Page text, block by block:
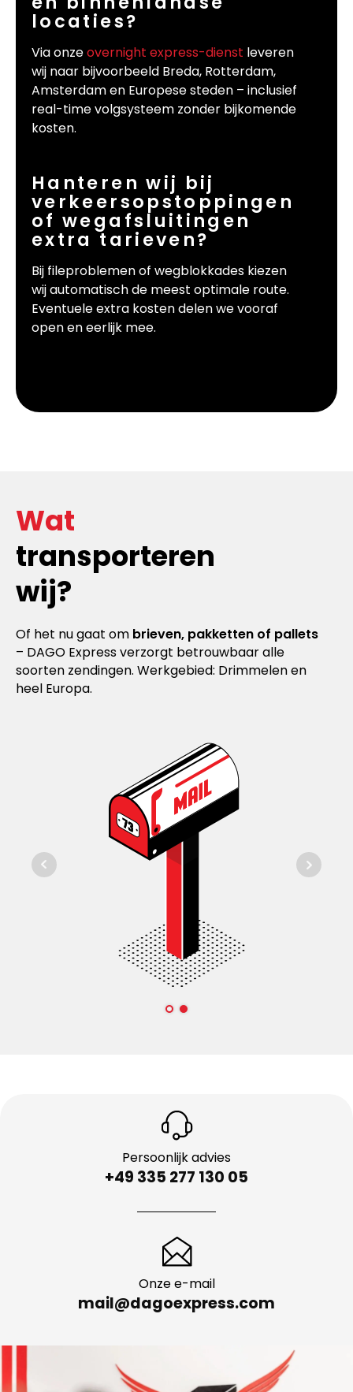
locaties?
Via onzeovernight express-dienst leveren
wij naar bijvoorbeeld Breda, Rotterdam,
Amsterdam en Europese steden – inclusief
real-time volgsysteem zonder bijkomende
kosten.
Hanteren wij bij
verkeersopstoppingen
of wegafsluitingen
extra tarieven?
Bij fileproblemen of wegblokkades kiezen
wij automatisch de meest optimale route.
Eventuele extra kosten delen we vooraf
open en eerlijk mee.
Wat
transporteren
wij?
Of het nu gaat om brieven, pakketten of pallets
– DAGO Express verzorgt betrouwbaar alle
soorten zendingen. Werkgebied: Drimmelen en
heel Europa.
Persoonlijk advies
+49 335 277 130 05
Onze e-mail
mail@dagoexpress.com